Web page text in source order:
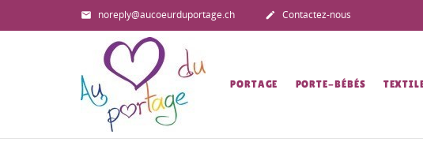
 noreply@aucoeurduportage.ch  Contactez-nous
PORTAGE PORTE-BÉBÉS